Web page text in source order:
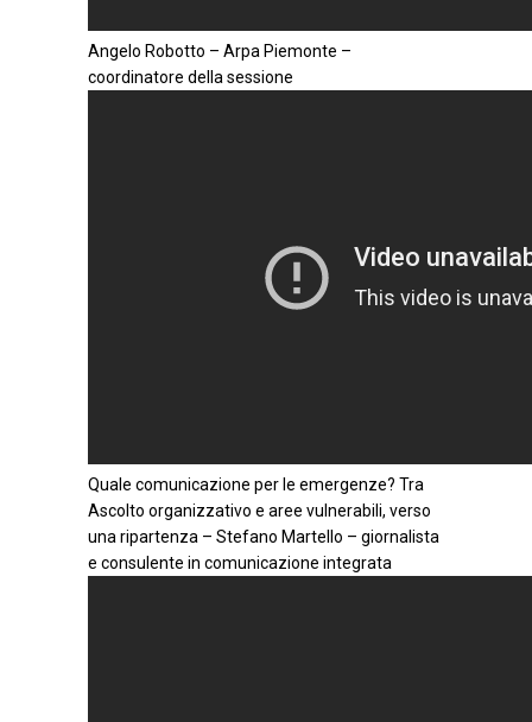
Angelo Robotto – Arpa Piemonte –
coordinatore della sessione
Quale comunicazione per le emergenze? Tra
Ascolto organizzativo e aree vulnerabili, verso
una ripartenza – Stefano Martello – giornalista
e consulente in comunicazione integrata